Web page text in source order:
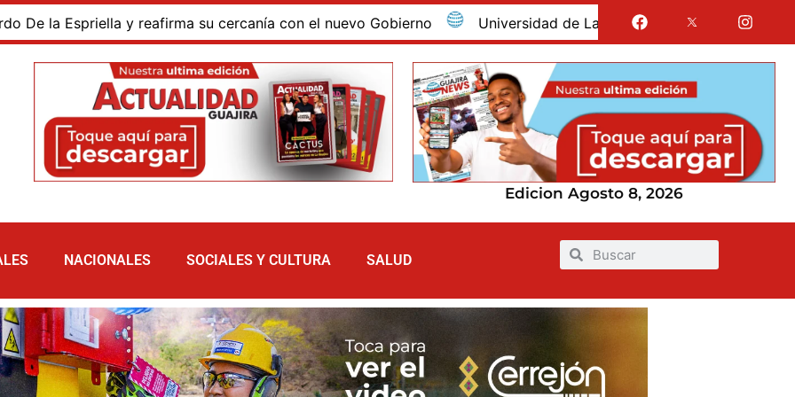
y reafirma su cercanía con el nuevo Gobierno Universidad de La Guajira celebró la obtención del
Edicion Agosto 8, 2026
NACIONALES SOCIALES Y CULTURA SALUD